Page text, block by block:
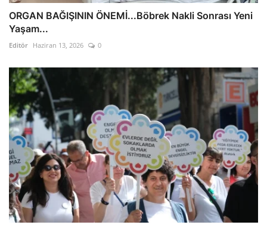
ORGAN BAĞIŞININ ÖNEMİ...Böbrek Nakli Sonrası Yeni
Yaşam...
Editör Haziran 13, 2026 0